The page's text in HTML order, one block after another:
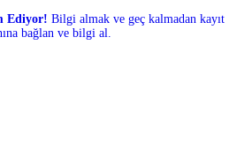
Ediyor! Bilgi almak ve geç kalmadan kayıt
bağlan ve bilgi al.